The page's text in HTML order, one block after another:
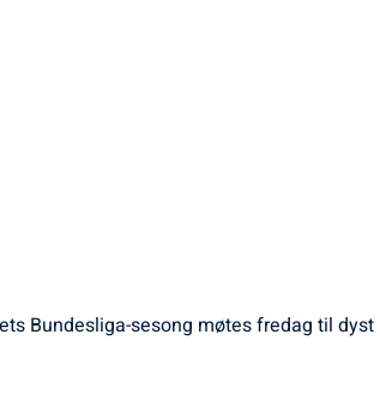
Bundesliga-sesong møtes fredag til